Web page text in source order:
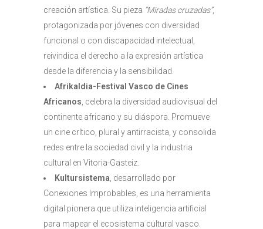
creación artística. Su pieza “Miradas cruzadas”,
protagonizada por jóvenes con diversidad
funcional o con discapacidad intelectual,
reivindica el derecho a la expresión artística
desde la diferencia y la sensibilidad.
Afrikaldia-Festival Vasco de Cines
Africanos , celebra la diversidad audiovisual del
continente africano y su diáspora. Promueve
un cine crítico, plural y antirracista, y consolida
redes entre la sociedad civil y la industria
cultural en Vitoria-Gasteiz.
Kultursistema , desarrollado por
Conexiones Improbables, es una herramienta
digital pionera que utiliza inteligencia artificial
para mapear el ecosistema cultural vasco.